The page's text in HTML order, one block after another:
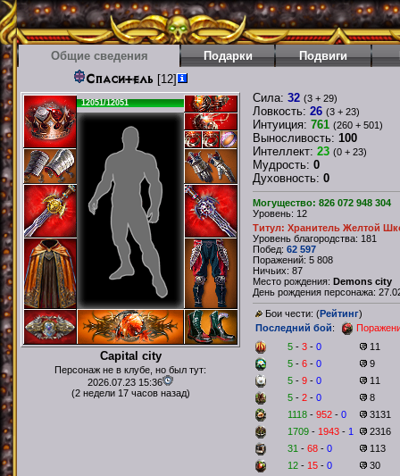
Общие сведения Подарки Подвиги
Спаситель [12]
12051/12051
Capital city
Персонаж не в клубе, но был тут:
2026.07.23 15:36
(2 недели 17 часов назад)
Сила: 32 (3 + 29)
Ловкость: 26 (3 + 23)
Интуиция: 761 (260 + 501)
Выносливость: 100
Интеллект: 23 (0 + 23)
Мудрость: 0
Духовность: 0
Могущество: 826 072 948 304
Уровень: 12
Титул: Хранитель Желтой
Уровень благородства: 181
Побед: 62 597
Поражений: 5 808
Ничьих: 87
Место рождения: Demons city
День рождения персонажа:
Бои чести: (Рейтинг)
Последний бой:
5 - 3 - 0
11
5 - 6 - 0
9
5 - 9 - 0
11
5 - 2 - 0
8
1118 - 952 - 0
3131
1709 - 1943 - 1
2316
31 - 68 - 0
113
12 - 15 - 0
30